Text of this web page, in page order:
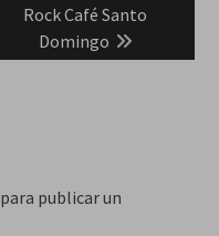
Rock Café Santo
Domingo
para publicar un